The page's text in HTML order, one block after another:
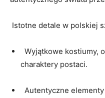
Istotne detale w‍ polskiej
Wyjątkowe kostiumy,
charaktery ⁢postaci.
Autentyczne